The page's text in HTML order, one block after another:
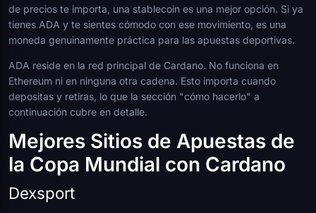
de precios te importa, una stablecoin es una mejor opción. Si ya
tienes ADA y te sientes cómodo con ese movimiento, es una
moneda genuinamente práctica para las apuestas deportivas.
ADA reside en la red principal de Cardano. No funciona en
Ethereum ni en ninguna otra cadena. Esto importa cuando
depositas y retiras, lo que la sección "cómo hacerlo" a
continuación cubre en detalle.
Mejores Sitios de Apuestas de
la Copa Mundial con Cardano
Dexsport